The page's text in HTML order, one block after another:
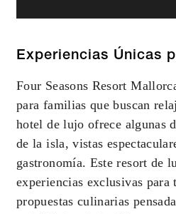
Experiencias Únicas
Four Seasons Resort
para familias que buscan
hotel de lujo ofrece algunas
de la isla, vistas
gastronomía. Este resort de
experiencias exclusivas
propuestas culinarias